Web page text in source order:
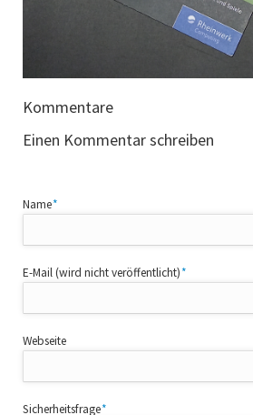
Kommentare
Einen Kommentar schreiben
Pflichtfeld
Name*
Pflichtfeld
E-Mail (wird nicht veröffentlicht)*
Webseite
Pflichtfeld
Sicherheitsfrage*